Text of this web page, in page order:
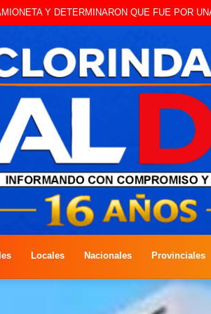
ESTE JUEVES
Locales Nacionales Provinciales